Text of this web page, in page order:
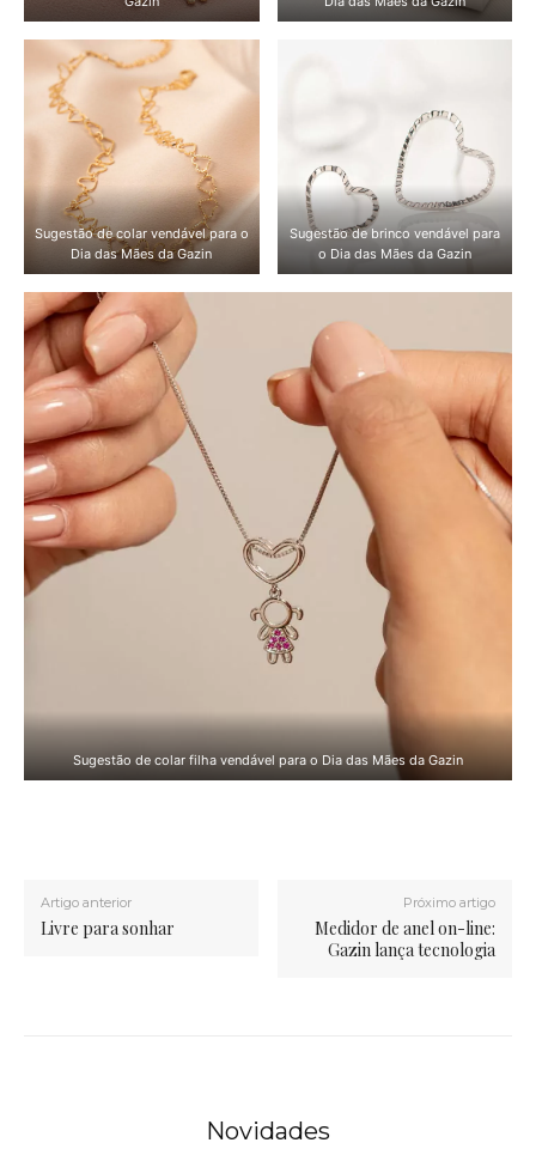
Sugestão de colar vendável para o
Dia das Mães da Gazin
Sugestão de brinco vendável para
o Dia das Mães da Gazin
Sugestão de colar filha vendável para o Dia das Mães da Gazin
Artigo anterior
Livre para sonhar
Próximo artigo
Medidor de anel on-line:
Gazin lança tecnologia
Novidades